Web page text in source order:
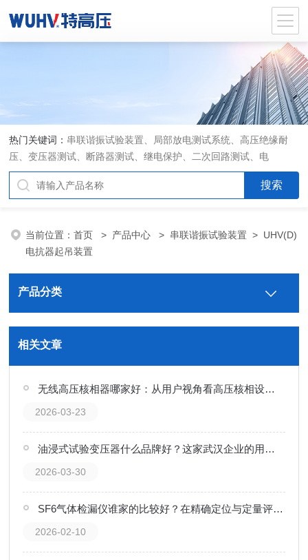
热门关键词： 串联谐振试验装置、局部放电测试系统、高压绝缘耐
压、变压器测试、断路器测试、继电保护、二次回路测试、电
当前位置：首页 > 产品中心 > 串联谐振试验装置 > UHV(D)
电抗器起吊装置
产品分类
相关文章
无线高压核相器哪家好：从用户视角看高压核相设备的演进与选择
2026-03-23
油浸式试验变压器什么品牌好？这家武汉企业的用户反馈与产品实力解析
2026-03-30
SF6气体检漏仪谁家的比较好？在精确定位与定量评估中的厂家技术路径
2026-02-10